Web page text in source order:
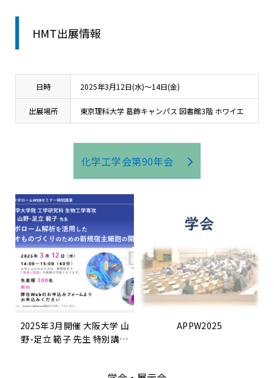
HMT出展情報
日時 2025年3月12日(水)～14日(金)
出展場所 東京理科大学 葛飾キャンパス 図書館3階 ホワイエ
化学工学会第90年会
2025年3月開催 大阪大学 山
野-足立 範子 先生 特別講演
APPW2025